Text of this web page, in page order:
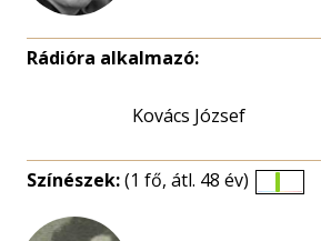
Rádióra alkalmazó:
Kovács József
Színészek:(1 fő, átl. 48 év)